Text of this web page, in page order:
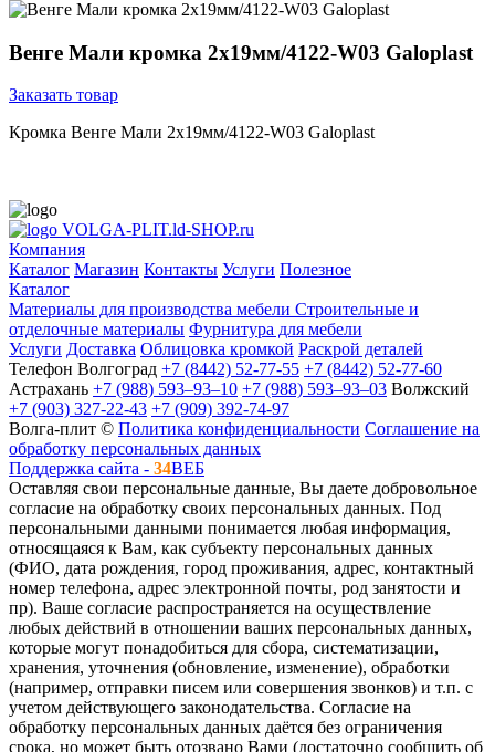
Венге Мали кромка 2х19мм/4122-W03 Galoplast
Заказать товар
Кромка Венге Мали 2х19мм/4122-W03 Galoplast
VOLGA-PLIT.ld-SHOP.ru
Компания
Каталог Магазин Контакты Услуги Полезное
Каталог
Материалы для производства мебели Строительные и
отделочные материалы Фурнитура для мебели
Услуги Доставка Облицовка кромкой Раскрой деталей
Телефон Волгоград +7 (8442) 52-77-55 +7 (8442) 52-77-60
Астрахань +7 (988) 593‒93‒10 +7 (988) 593‒93‒03 Волжский
+7 (903) 327-22-43 +7 (909) 392-74-97
Волга-плит © Политика конфиденциальности Соглашение на
обработку персональных данных
Поддержка сайта - 34ВЕБ
Оставляя свои персональные данные, Вы даете добровольное
согласие на обработку своих персональных данных. Под
персональными данными понимается любая информация,
относящаяся к Вам, как субъекту персональных данных
(ФИО, дата рождения, город проживания, адрес, контактный
номер телефона, адрес электронной почты, род занятости и
пр). Ваше согласие распространяется на осуществление
любых действий в отношении ваших персональных данных,
которые могут понадобиться для сбора, систематизации,
хранения, уточнения (обновление, изменение), обработки
(например, отправки писем или совершения звонков) и т.п. с
учетом действующего законодательства. Согласие на
обработку персональных данных даётся без ограничения
срока, но может быть отозвано Вами (достаточно сообщить об